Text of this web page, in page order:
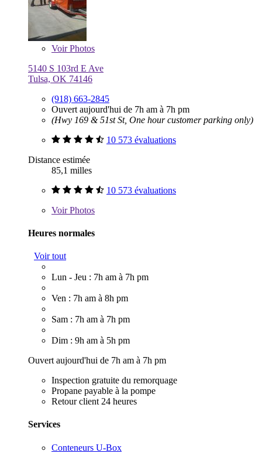
VoirPhotos
5140 S 103rd E Ave
Tulsa, OK 74146
(918) 663-2845
Ouvert aujourd'hui de 7h am à 7h pm
(Hwy 169 & 51st St, One hour customer parking only)
10 573 évaluations
Distance estimée
85,1 milles
10 573 évaluations
VoirPhotos
Heures normales
Voir tout
Lun - Jeu : 7h am à 7h pm
Ven : 7h am à 8h pm
Sam : 7h am à 7h pm
Dim : 9h am à 5h pm
Ouvert aujourd'hui de 7h am à 7h pm
Inspection gratuite du remorquage
Propane payable à la pompe
Retour client 24 heures
Services
Conteneurs U-Box